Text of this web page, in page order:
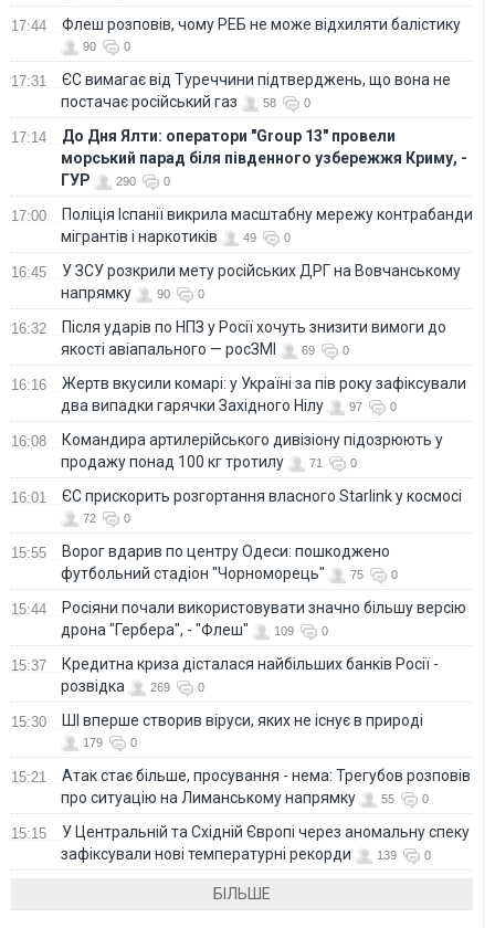
17:44 Флеш розповів, чому РЕБ не може відхиляти балістику
90 0
17:31
ЄС вимагає від Туреччини підтверджень, що вона не
постачає російський газ
58 0
17:14
До Дня Ялти: оператори "Group 13" провели
морський парад біля південного узбережжя Криму, -
ГУР
290 0
17:00
Поліція Іспанії викрила масштабну мережу контрабанди
мігрантів і наркотиків
49 0
16:45
У ЗСУ розкрили мету російських ДРГ на Вовчанському
напрямку
90 0
16:32
Після ударів по НПЗ у Росії хочуть знизити вимоги до
якості авіапального — росЗМІ
69 0
16:16
Жертв вкусили комарі: у Україні за пів року зафіксували
два випадки гарячки Західного Нілу
97 0
16:08
Командира артилерійського дивізіону підозрюють у
продажу понад 100 кг тротилу
71 0
16:01 ЄС прискорить розгортання власного Starlink у космосі
72 0
15:55
Ворог вдарив по центру Одеси: пошкоджено
футбольний стадіон "Чорноморець"
75 0
15:44
Росіяни почали використовувати значно більшу версію
дрона "Гербера", - "Флеш"
109 0
15:37
Кредитна криза дісталася найбільших банків Росії -
розвідка
269 0
15:30 ШІ вперше створив віруси, яких не існує в природі
179 0
15:21
Атак стає більше, просування - нема: Трегубов розповів
про ситуацію на Лиманському напрямку
55 0
15:15
У Центральній та Східній Європі через аномальну спеку
зафіксували нові температурні рекорди
139 0
БІЛЬШЕ